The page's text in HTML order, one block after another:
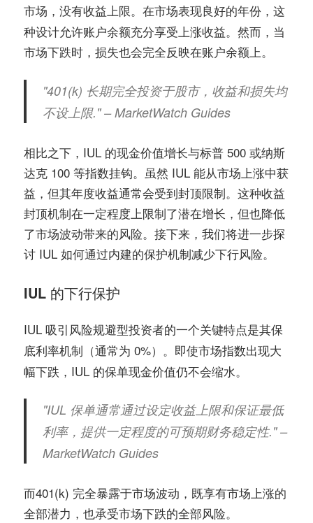
市场， 没有收益上限。在市场表现良好的年份，这
种设计允许账户余额充分享受上涨收益。然而，当
市场下跌时，损失也会完全反映在账户余额上。
"401(k) 长期完全投资于股市，收益和损失均
不设上限." – MarketWatch Guides
相比之下，IUL 的现金价值增长与标普 500 或纳斯
达克 100 等指数挂钩。虽然 IUL 能从市场上涨中获
益，但其年度收益通常会受到封顶限制。这种收益
封顶机制在一定程度上限制了潜在增长，但也降低
了市场波动带来的风险。接下来，我们将进一步探
讨 IUL 如何通过内建的保护机制减少下行风险。
IUL 的下行保护
IUL 吸引风险规避型投资者的一个关键特点是其保
底利率机制 （通常为 0%）。即使市场指数出现大
幅下跌，IUL 的保单现金价值仍不会缩水。
"IUL 保单通常通过设定收益上限和保证最低
利率，提供一定程度的可预期财务稳定性." –
MarketWatch Guides
而401(k) 完全暴露于市场波动，既享有市场上涨的
全部潜力，也承受市场下跌的全部风险。